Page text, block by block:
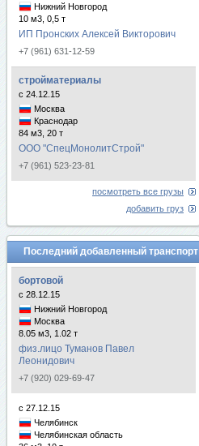
Нижний Новгород
10 м3, 0,5 т
ИП Пронских Алексей Викторович
+7 (961) 631-12-59
стройматериалы
с 24.12.15
Москва
Краснодар
84 м3, 20 т
ООО "СпецМонолитСтрой"
+7 (961) 523-23-81
посмотреть все грузы
добавить груз
Последний добавленный транспорт
бортовой
с 28.12.15
Нижний Новгород
Москва
8.05 м3, 1.02 т
физ.лицо Туманов Павел
Леонидович
+7 (920) 029-69-47
с 27.12.15
Челябинск
Челябинская область